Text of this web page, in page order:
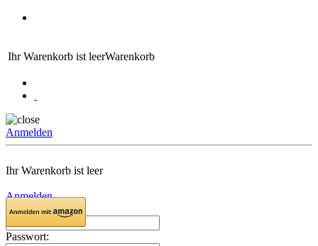
Ihr Warenkorb ist leerWarenkorb
Anmelden
Ihr Warenkorb ist leer
Anmelden
Email:
Passwort: